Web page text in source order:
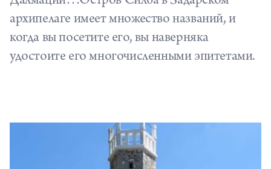
архипелаге имеет множество названий, и
когда вы посетите его, вы наверняка
удостоите его многочисленными эпитетами.